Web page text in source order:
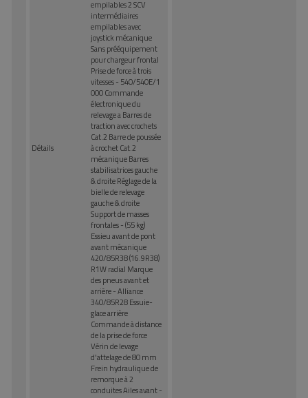
Détails
empilables 2 SCV
intermédiaires
empilables avec
joystick mécanique
Sans prééquipement
pour chargeur frontal
Prise de force à trois
vitesses - 540/540E/1
000 Commande
électronique du
relevage a Barres de
traction avec crochets
Cat.2 Barre de poussée
à crochet Cat.2
mécanique Barres
stabilisatrices gauche
& droite Réglage de la
bielle de relevage
gauche & droite
Support de masses
frontales - (55 kg)
Essieu avant de pont
avant mécanique
420/85R38 (16.9R38)
R1W radial Marque
des pneus avant et
arrière - Alliance
340/85R28 Essuie-
glace arrière
Commande à distance
de la prise de force
Vérin de levage
d'attelage de 80 mm
Frein hydraulique de
remorque à 2
conduites Ailes avant -